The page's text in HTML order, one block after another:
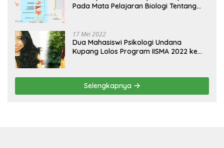
Pada Mata Pelajaran Biologi Tentang
17 Mei 2022
Dua Mahasiswi Psikologi Undana
Kupang Lolos Program IISMA 2022 ke
Selengkapnya